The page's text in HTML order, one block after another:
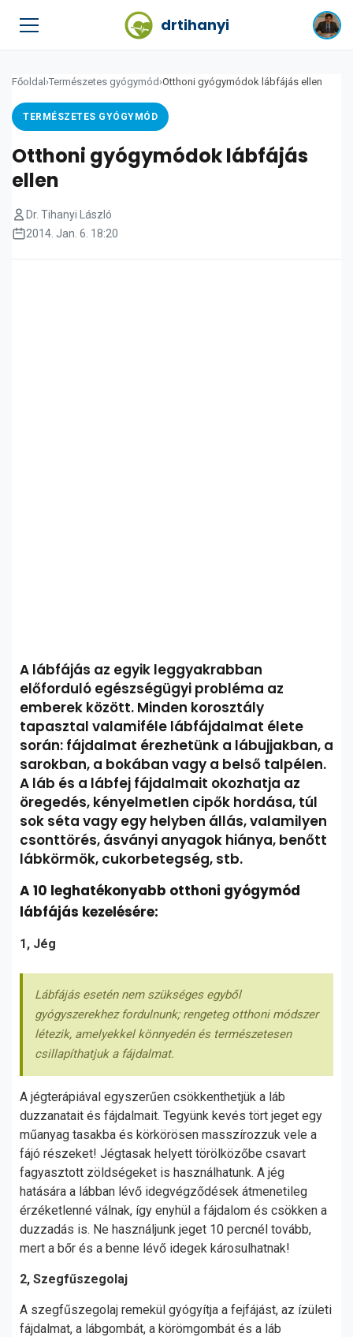
drtihanyi
Főoldal ›Természetes gyógymód ›Otthoni gyógymódok lábfájás ellen
TERMÉSZETES GYÓGYMÓD
Otthoni gyógymódok lábfájás
ellen
Dr. Tihanyi László
2014. Jan. 6. 18:20
A lábfájás az egyik leggyakrabban
előforduló egészségügyi probléma az
emberek között. Minden korosztály
tapasztal valamiféle lábfájdalmat élete
során: fájdalmat érezhetünk a lábujjakban, a
sarokban, a bokában vagy a belső talpélen.
A láb és a lábfej fájdalmait okozhatja az
öregedés, kényelmetlen cipők hordása, túl
sok séta vagy egy helyben állás, valamilyen
csonttörés, ásványi anyagok hiánya, benőtt
lábkörmök, cukorbetegség, stb.
A 10 leghatékonyabb otthoni gyógymód
lábfájás kezelésére:
1, Jég
Lábfájás esetén nem szükséges egyből
gyógyszerekhez fordulnunk; rengeteg otthoni módszer
létezik, amelyekkel könnyedén és természetesen
csillapíthatjuk a fájdalmat.
A jégterápiával egyszerűen csökkenthetjük a láb
duzzanatait és fájdalmait. Tegyünk kevés tört jeget egy
műanyag tasakba és körkörösen masszírozzuk vele a
fájó részeket! Jégtasak helyett törölközőbe csavart
fagyasztott zöldségeket is használhatunk. A jég
hatására a lábban lévő idegvégződések átmenetileg
érzéketlenné válnak, így enyhül a fájdalom és csökken a
duzzadás is. Ne használjunk jeget 10 percnél tovább,
mert a bőr és a benne lévő idegek károsulhatnak!
2, Szegfűszegolaj
A szegfűszegolaj remekül gyógyítja a fejfájást, az ízületi
fájdalmat, a lábgombát, a körömgombát és a láb